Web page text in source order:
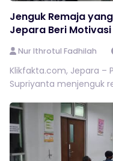
Jenguk Remaja
Jepara Beri
Nur Ithrotul Fadhilah
Klikfakta.com, Jepara –
Supriyanta menjenguk